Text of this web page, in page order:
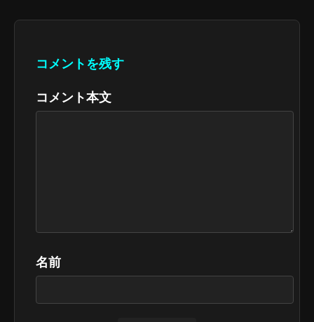
コメントを残す
コメント本文
名前